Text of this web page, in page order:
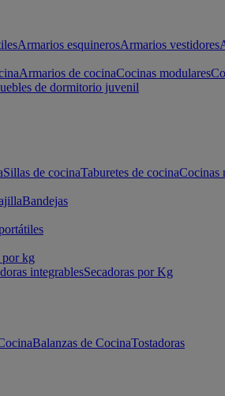
Armarios esquinerosArmarios vestidores
Armarios de cocinaCocinas modulares
de dormitorio juvenil
Sillas de cocinaTaburetes de cocinaCocinas
Bandejas
por kg
integrablesSecadoras por Kg
Balanzas de CocinaTostadoras